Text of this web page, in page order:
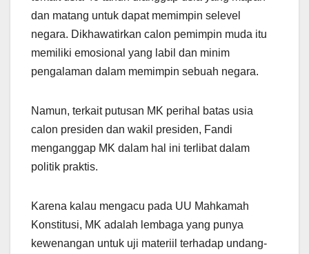
dan matang untuk dapat memimpin selevel
negara. Dikhawatirkan calon pemimpin muda itu
memiliki emosional yang labil dan minim
pengalaman dalam memimpin sebuah negara.
Namun, terkait putusan MK perihal batas usia
calon presiden dan wakil presiden, Fandi
menganggap MK dalam hal ini terlibat dalam
politik praktis.
Karena kalau mengacu pada UU Mahkamah
Konstitusi, MK adalah lembaga yang punya
kewenangan untuk uji materiil terhadap undang-